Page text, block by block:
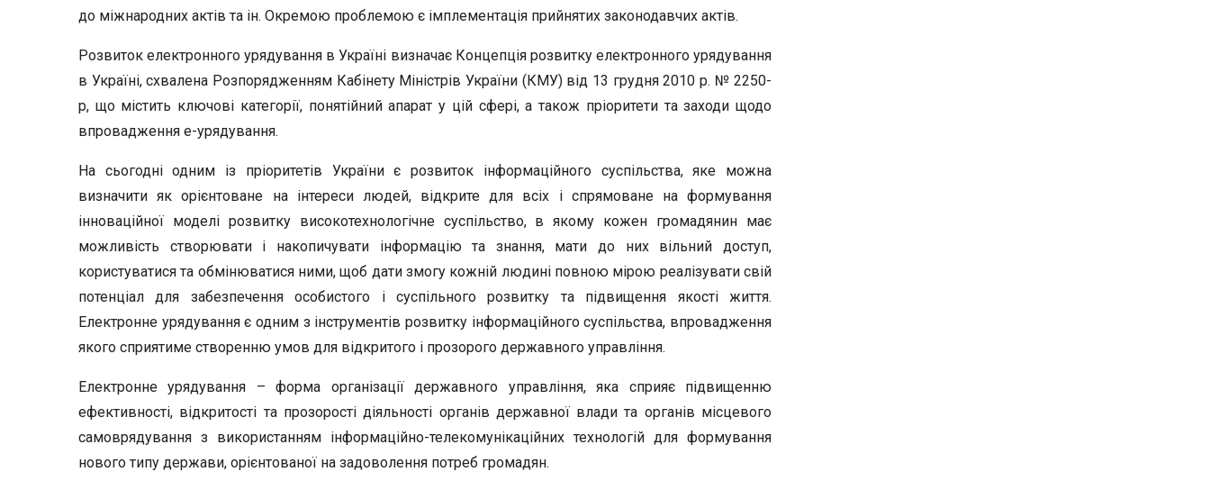
до міжнародних актів та ін. Окремою проблемою є імплементація прийнятих законодавчих актів.
Розвиток електронного урядування в Україні визначає Концепція розвитку електронного урядування
в Україні, схвалена Розпорядженням Кабінету Міністрів України (КМУ) від 13 грудня 2010 р. № 2250-
р, що містить ключові категорії, понятійний апарат у цій сфері, а також пріоритети та заходи щодо
впровадження е-урядування.
На сьогодні одним із пріоритетів України є розвиток інформаційного суспільства, яке можна
визначити як орієнтоване на інтереси людей, відкрите для всіх і спрямоване на формування
інноваційної моделі розвитку високотехнологічне суспільство, в якому кожен громадянин має
можливість створювати і накопичувати інформацію та знання, мати до них вільний доступ,
користуватися та обмінюватися ними, щоб дати змогу кожній людині повною мірою реалізувати свій
потенціал для забезпечення особистого і суспільного розвитку та підвищення якості життя.
Електронне урядування є одним з інструментів розвитку інформаційного суспільства, впровадження
якого сприятиме створенню умов для відкритого і прозорого державного управління.
Електронне урядування – форма організації державного управління, яка сприяє підвищенню
ефективності, відкритості та прозорості діяльності органів державної влади та органів місцевого
самоврядування з використанням інформаційно-телекомунікаційних технологій для формування
нового типу держави, орієнтованої на задоволення потреб громадян.